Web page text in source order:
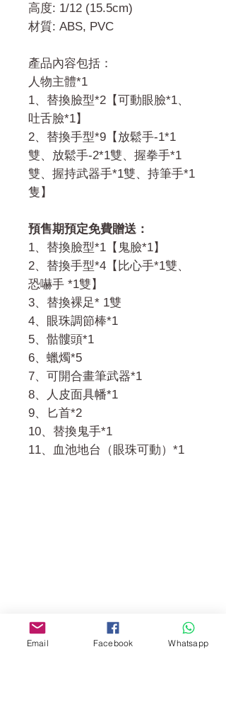
高度: 1/12 (15.5cm)
材質: ABS, PVC
產品內容包括：
人物主體*1
1、替換臉型*2【可動眼臉*1、
吐舌臉*1】
2、替換手型*9【放鬆手-1*1
雙、放鬆手-2*1雙、握拳手*1
雙、握持武器手*1雙、持筆手*1
隻】
預售期預定免費贈送：
1、替換臉型*1【鬼臉*1】
2、替換手型*4【比心手*1雙、
恐嚇手 *1雙】
3、替換裸足* 1雙
4、眼珠調節棒*1
5、骷髏頭*1
6、蠟燭*5
7、可開合畫筆武器*1
8、人皮面具幡*1
9、匕首*2
10、替換鬼手*1
11、血池地台（眼珠可動）*1
Address:
Email Facebook Whatsapp